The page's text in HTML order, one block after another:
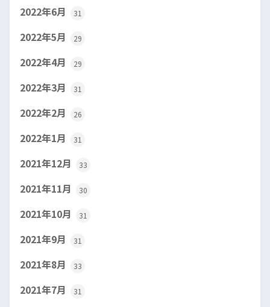
2022年6月 31
2022年5月 29
2022年4月 29
2022年3月 31
2022年2月 26
2022年1月 31
2021年12月 33
2021年11月 30
2021年10月 31
2021年9月 31
2021年8月 33
2021年7月 31